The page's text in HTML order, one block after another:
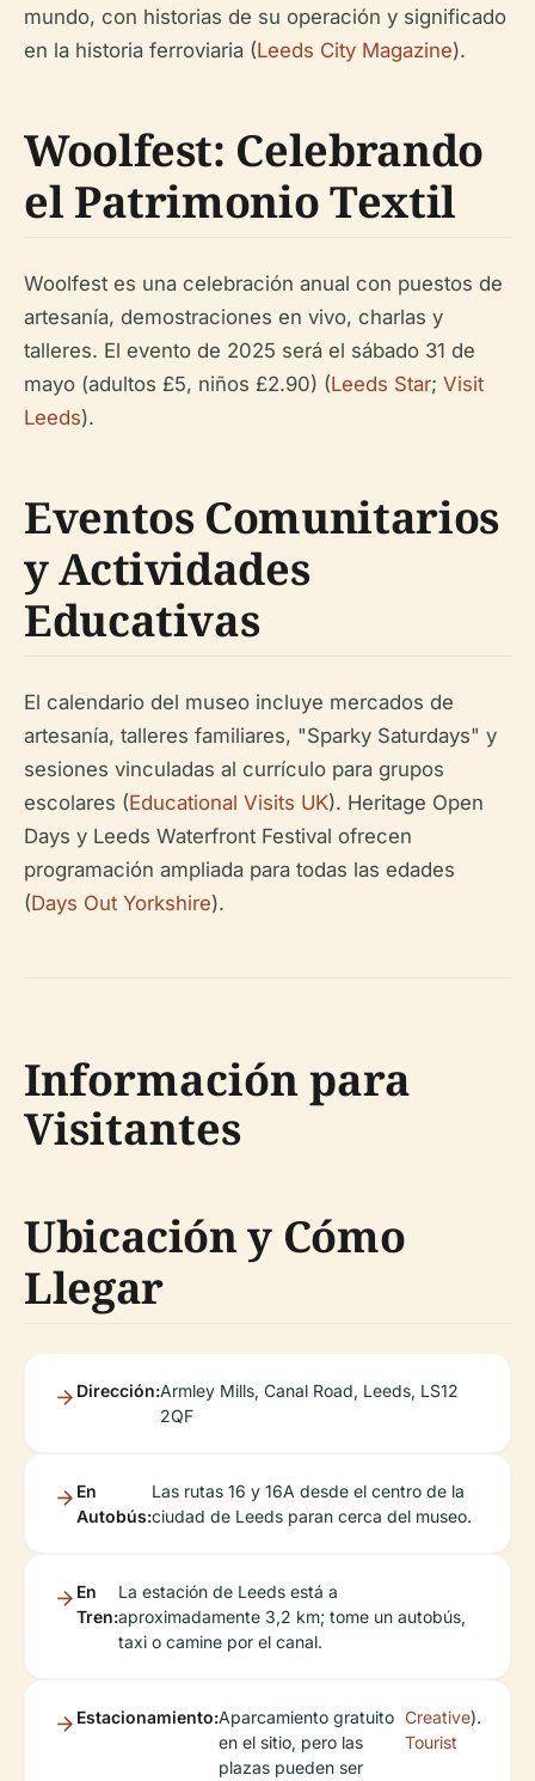
mundo, con historias de su operación y significado
en la historia ferroviaria (Leeds City Magazine).
Woolfest: Celebrando
el Patrimonio Textil
Woolfest es una celebración anual con puestos de
artesanía, demostraciones en vivo, charlas y
talleres. El evento de 2025 será el sábado 31 de
mayo (adultos £5, niños £2.90) (Leeds Star; Visit
Leeds).
Eventos Comunitarios
y Actividades
Educativas
El calendario del museo incluye mercados de
artesanía, talleres familiares, "Sparky Saturdays" y
sesiones vinculadas al currículo para grupos
escolares (Educational Visits UK). Heritage Open
Days y Leeds Waterfront Festival ofrecen
programación ampliada para todas las edades
(Days Out Yorkshire).
Información para
Visitantes
Ubicación y Cómo
Llegar
Dirección:Armley Mills, Canal Road, Leeds, LS12
2QF
En
Autobús:
Las rutas 16 y 16A desde el centro de la
ciudad de Leeds paran cerca del museo.
En
Tren:
La estación de Leeds está a
aproximadamente 3,2 km; tome un autobús,
taxi o camine por el canal.
Estacionamiento:Aparcamiento gratuito
en el sitio, pero las
plazas pueden ser
Creative
Tourist
).